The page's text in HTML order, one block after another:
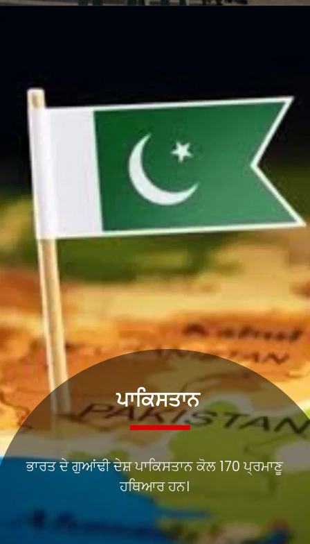
ਭਾਰਤ ਦੇ ਗੁਆਂਢੀ ਦੇਸ਼ ਪਾਕਿਸਤਾਨ ਕੋਲ 170 ਪ੍ਰਮਾਣੂ
ਹਥਿਆਰ ਹਨ।
ਪਾਕਿਸਤਾਨ